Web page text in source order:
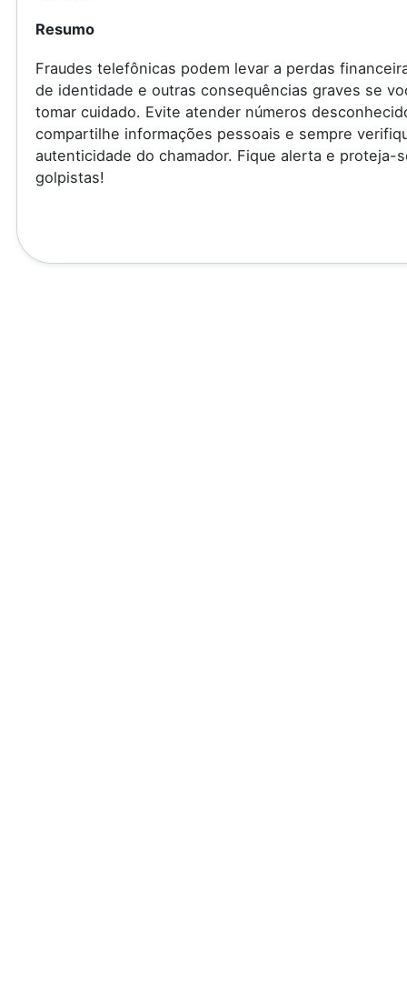
Resumo
Fraudes telefônicas podem levar a perdas
de identidade e outras consequências graves se
tomar cuidado. Evite atender números
compartilhe informações pessoais e sempre
autenticidade do chamador. Fique alerta e proteja-
golpistas!